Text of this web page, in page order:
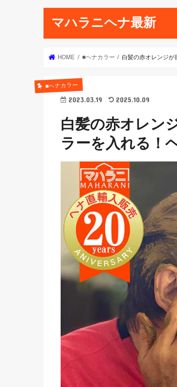
マハラニヘナ最新
HOME ■ヘナカラー 白髪の赤オレンジ
■ヘナカラー
2023.03.19 2025.10.09
白髪の赤オレン
ラーを入れる！